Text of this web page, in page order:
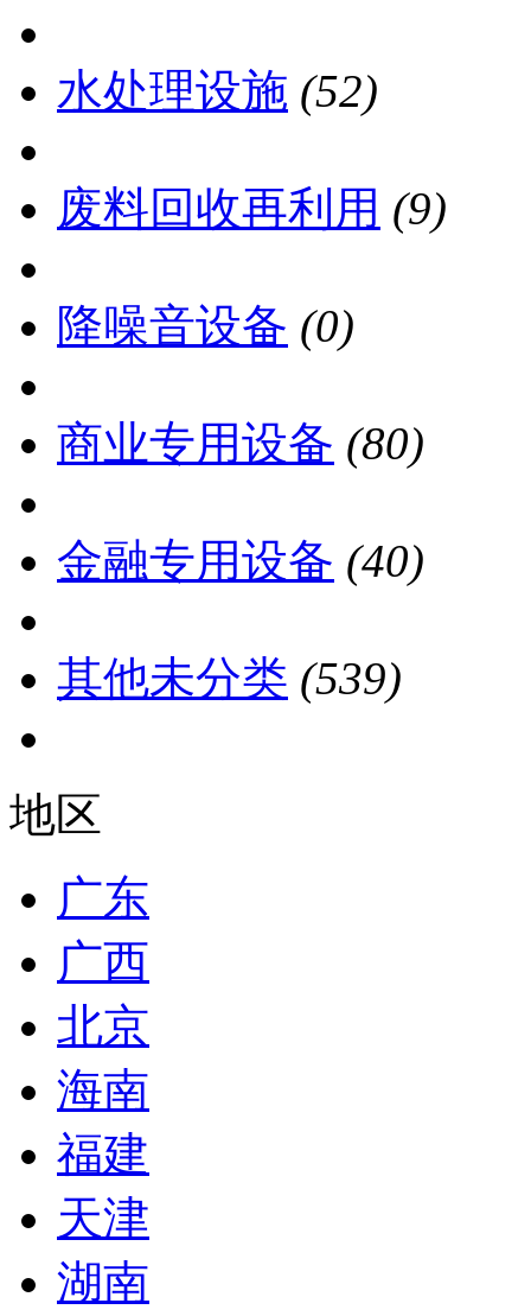
水处理设施 (52)
废料回收再利用 (9)
降噪音设备 (0)
商业专用设备 (80)
金融专用设备 (40)
其他未分类 (539)
地区
广东
广西
北京
海南
福建
天津
湖南